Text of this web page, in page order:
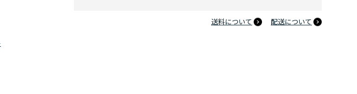
送料について 配送について